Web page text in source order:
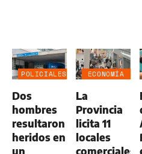
POLICIALES
Dos
hombres
resultaron
heridos en
un
ECONOMÍA
La
Provincia
licita 11
locales
comerciales